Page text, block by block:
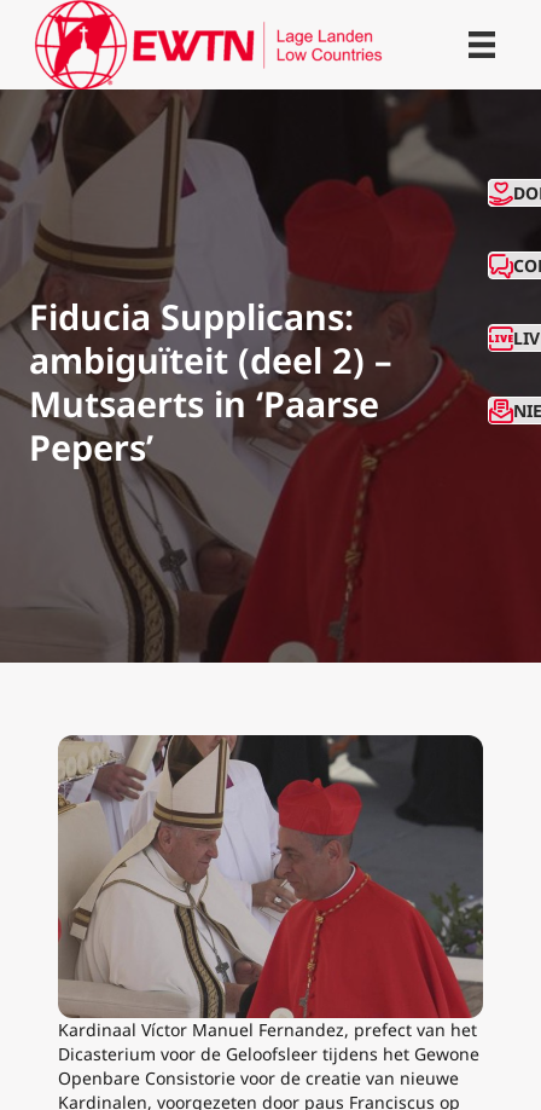
Fiducia Supplicans:
ambiguïteit (deel 2) –
Mutsaerts in ‘Paarse
Pepers’
Kardinaal Víctor Manuel Fernandez, prefect van het
Dicasterium voor de Geloofsleer tijdens het Gewone
Openbare Consistorie voor de creatie van nieuwe
Kardinalen, voorgezeten door paus Franciscus op